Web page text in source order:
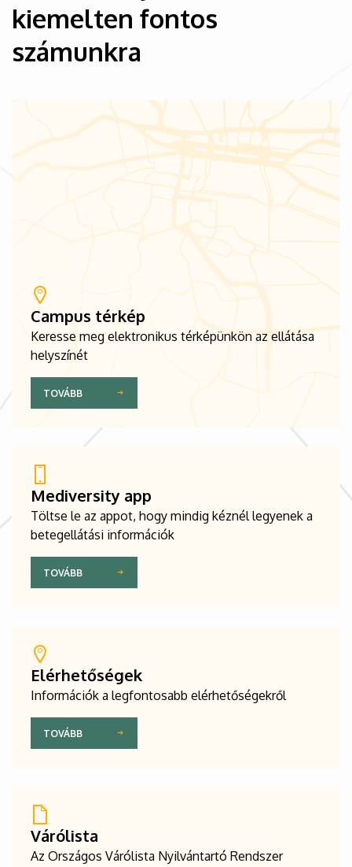
kiemelten fontos
számunkra
Campus térkép
Keresse meg elektronikus térképünkön az ellátása
helyszínét
TOVÁBB
Mediversity app
Töltse le az appot, hogy mindig kéznél legyenek a
betegellátási információk
TOVÁBB
Elérhetőségek
Információk a legfontosabb elérhetőségekről
TOVÁBB
Várólista
Az Országos Várólista Nyilvántartó Rendszer